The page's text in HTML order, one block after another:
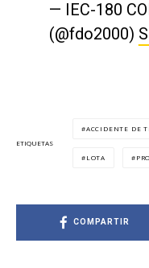
— IEC-180
(@fdo2000)
ETIQUETAS
ACCIDENTE DE
LOTA
COMPARTIR